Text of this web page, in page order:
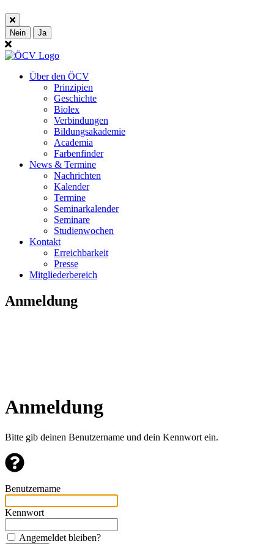
Nein Ja
Über den ÖCV
Prinzipien
Geschichte
Biolex
Verbindungen
Bildungsakademie
Academia
Farbenfinder
News & Termine
Nachrichten
Kalender
Termine
Seminarkalender
Seminare
Studienwochen
Kontakt
Erreichbarkeit
Presse
Mitgliederbereich
Anmeldung
Anmeldung
Bitte gib deinen Benutzername und dein Kennwort ein.
Benutzername
Kennwort
Angemeldet bleiben?